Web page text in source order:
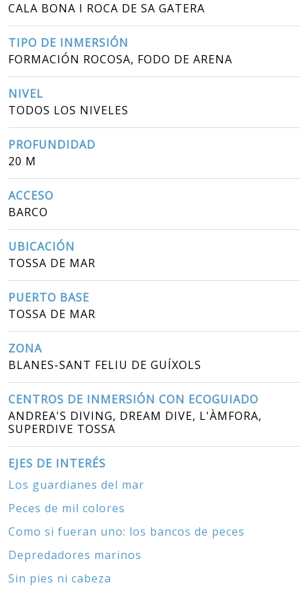
CALA BONA I ROCA DE SA GATERA
TIPO DE INMERSIÓN
FORMACIÓN ROCOSA, FODO DE ARENA
NIVEL
TODOS LOS NIVELES
PROFUNDIDAD
20 M
ACCESO
BARCO
UBICACIÓN
TOSSA DE MAR
PUERTO BASE
TOSSA DE MAR
ZONA
BLANES-SANT FELIU DE GUÍXOLS
CENTROS DE INMERSIÓN CON ECOGUIADO
ANDREA'S DIVING, DREAM DIVE, L'ÀMFORA,
SUPERDIVE TOSSA
EJES DE INTERÉS
Los guardianes del mar
Peces de mil colores
Como si fueran uno: los bancos de peces
Depredadores marinos
Sin pies ni cabeza